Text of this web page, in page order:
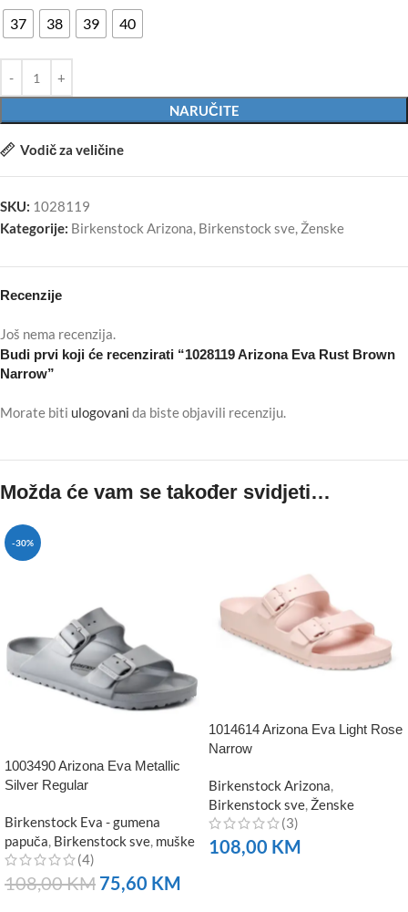
37
38 39 40
NARUČITE
Vodič za veličine
SKU: 1028119
Kategorije: Birkenstock Arizona, Birkenstock sve, Ženske
Recenzije
Još nema recenzija.
Budi prvi koji će recenzirati “1028119 Arizona Eva Rust Brown
Narrow”
Morate biti ulogovani da biste objavili recenziju.
Možda će vam se također svidjeti…
-30%
1003490 Arizona Eva Metallic
Silver Regular
Birkenstock Eva - gumena
papuča, Birkenstock sve, muške
(4)
108,00KM 75,60 KM
1014614 Arizona Eva Light Rose
Narrow
Birkenstock Arizona,
Birkenstock sve, Ženske
(3)
108,00 KM